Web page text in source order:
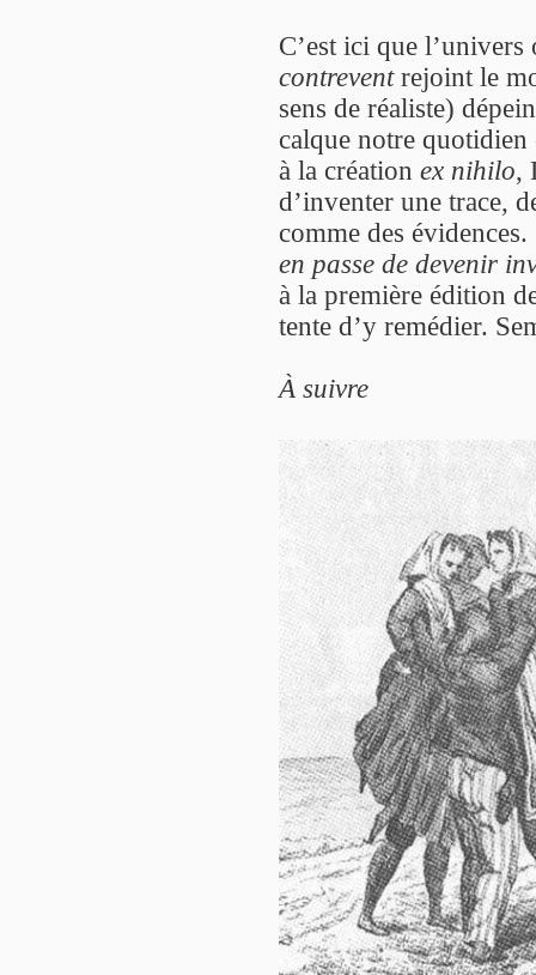
C’est ici que
contreventrejoint le
sens de réaliste)
calque notre
à la création ex nihilo,
d’inventer une trace,
comme des
en passe de devenir
à la première édition
tente d’y remédier.
À suivre